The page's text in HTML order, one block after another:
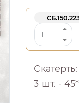
3 шт. -